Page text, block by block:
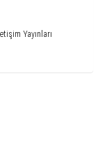
İletişim Yayınları